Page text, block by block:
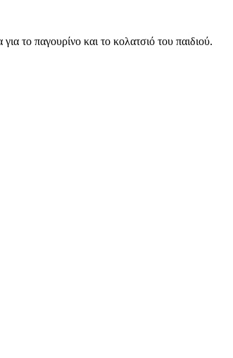
το παγουρίνο και το κολατσιό του παιδιού.